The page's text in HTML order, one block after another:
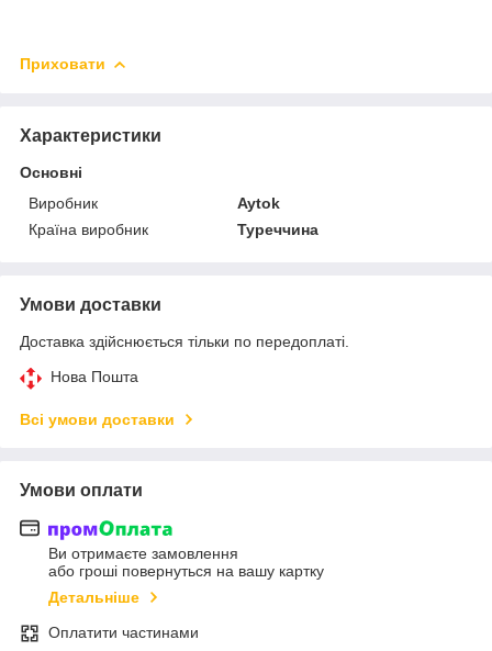
Приховати
Характеристики
Основні
Виробник
Aytok
Країна виробник
Туреччина
Умови доставки
Доставка здійснюється тільки по передоплаті.
Нова Пошта
Всі умови доставки
Умови оплати
Ви отримаєте замовлення
або гроші повернуться на вашу картку
Детальніше
Оплатити частинами